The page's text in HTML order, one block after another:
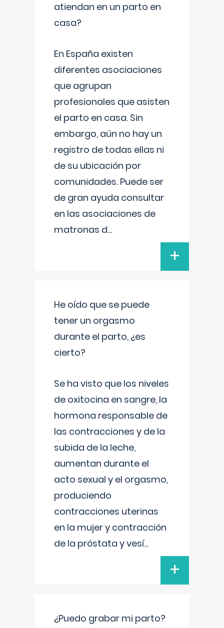
atiendan en un parto en
casa?
En España existen
diferentes asociaciones
que agrupan
profesionales que asisten
el parto en casa. Sin
embargo, aún no hay un
registro de todas ellas ni
de su ubicación por
comunidades. Puede ser
de gran ayuda consultar
en las asociaciones de
matronas d...
+
He oído que se puede
tener un orgasmo
durante el parto, ¿es
cierto?
Se ha visto que los niveles
de oxitocina en sangre, la
hormona responsable de
las contracciones y de la
subida de la leche,
aumentan durante el
acto sexual y el orgasmo,
produciendo
contracciones uterinas
en la mujer y contracción
de la próstata y vesí...
+
¿Puedo grabar mi parto?